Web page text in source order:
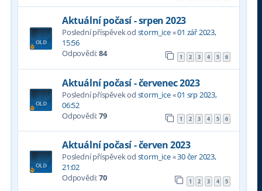
Aktuální počasí - srpen 2023
Poslední příspěvek od storm_ice«01 zář 2023,
15:56
Odpovědi:84 1 2 3 4 5 6
Aktuální počasí - červenec 2023
Poslední příspěvek od storm_ice«01 srp 2023,
06:52
Odpovědi:79 1 2 3 4 5 6
Aktuální počasí - červen 2023
Poslední příspěvek od storm_ice«30 čer 2023,
21:02
Odpovědi:70 1 2 3 4 5